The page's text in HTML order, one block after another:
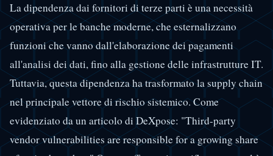
La dipendenza dai fornitori di terze parti è una necessità
operativa per le banche moderne, che esternalizzano
funzioni che vanno dall'elaborazione dei pagamenti
all'analisi dei dati, fino alla gestione delle infrastrutture IT.
Tuttavia, questa dipendenza ha trasformato la supply chain
nel principale vettore di rischio sistemico. Come
evidenziato da un articolo di DeXpose: "Third-party
vendor vulnerabilities are responsible for a growing share